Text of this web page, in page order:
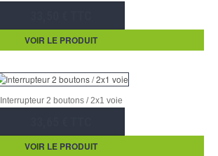
VOIR LE PRODUIT
Interrupteur 2 boutons / 2x1 voie
VOIR LE PRODUIT